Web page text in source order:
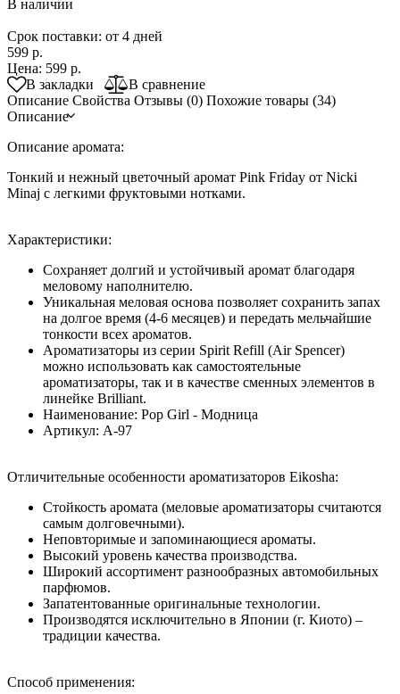
В наличии
Срок поставки: от 4 дней
599 р.
Цена: 599 р.
В закладки
В сравнение
Описание Свойства Отзывы (0) Похожие товары (34)
Описание
Описание аромата:
Тонкий и нежный цветочный аромат Pink Friday от Nicki
Minaj с легкими фруктовыми нотками.
Характеристики:
Сохраняет долгий и устойчивый аромат благодаря
меловому наполнителю.
Уникальная меловая основа позволяет сохранить запах
на долгое время (4-6 месяцев) и передать мельчайшие
тонкости всех ароматов.
Ароматизаторы из серии Spirit Refill (Air Spencer)
можно использовать как самостоятельные
ароматизаторы, так и в качестве сменных элементов в
линейке Brilliant.
Наименование: Pop Girl - Модница
Артикул: A-97
Отличительные особенности ароматизаторов Eikosha:
Стойкость аромата (меловые ароматизаторы считаются
самым долговечными).
Неповторимые и запоминающиеся ароматы.
Высокий уровень качества производства.
Широкий ассортимент разнообразных автомобильных
парфюмов.
Запатентованные оригинальные технологии.
Производятся исключительно в Японии (г. Киото) –
традиции качества.
Способ применения: